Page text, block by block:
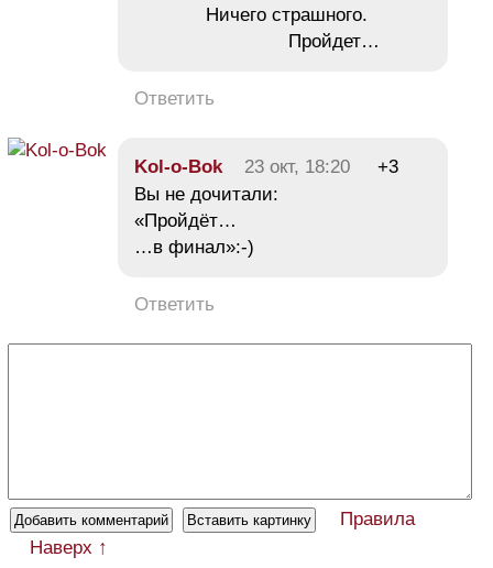
Ничего страшного.
Пройдет…
Ответить
Kol-o-Bok 23 окт, 18:20
+3
Вы не дочитали:
«Пройдёт…
…в финал»:-)
Ответить
Правила
Наверх ↑